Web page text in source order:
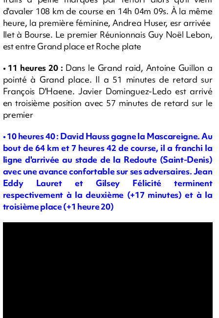
d'avaler 108 km de course en 14h 04m 09s. À la même
heure, la première féminine, Andrea Huser, esr arrivée
Ilet à Bourse. Le premier Réunionnais Guy Noël Lebon,
est entre Grand place et Roche plate
• 11 heures 20 : Dans le Grand raid, Antoine Guillon a
pointé à Grand place. Il a 51 minutes de retard sur
François D'Haene. Javier Dominguez-Ledo est arrivé
en troisième position avec 57 minutes de retard sur le
premier
• 10 heures 40 : David Hauss gagne la Mascareigne. Au
bout de 64 km et 7 heures 42 de course, il a franchi la
ligne d'arrivée au stade de la Redoute (Saint-Denis)
avec une avance confortable sur ses adversaires. Jean
Eddy Lauret et Gilsey Félicité terminent
respectivement à la deuxième (+17 minutes) et à la
troisième place (+1 heure 20)